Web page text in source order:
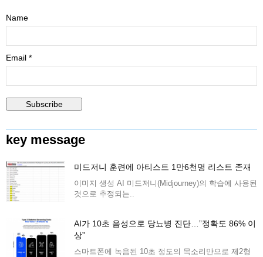
Name
Email *
key message
미드저니 훈련에 아티스트 1만6천명 리스트 존재
이미지 생성 AI 미드저니(Midjourney)의 학습에 사용된
것으로 추정되는..
AI가 10초 음성으로 당뇨병 진단…”정확도 86% 이
상”
스마트폰에 녹음된 10초 정도의 목소리만으로 제2형